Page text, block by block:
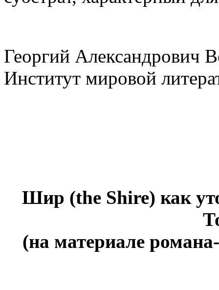
Георгий Александрович
Институт мировой
Шир (the Shire) как
(на материале